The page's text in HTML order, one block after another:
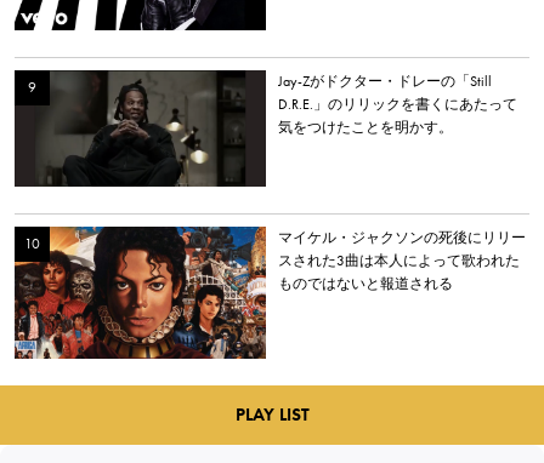
Jay-Zがドクター・ドレーの「Still
D.R.E.」のリリックを書くにあたって
気をつけたことを明かす。
マイケル・ジャクソンの死後にリリー
スされた3曲は本人によって歌われた
ものではないと報道される
PLAY LIST